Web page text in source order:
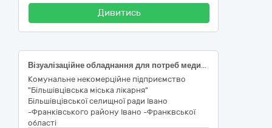
Дивитись
Візуалізаційне обладнання для потреб медицини, стоматології та ветеринарної медицини
Комунальне некомерційне підприємство
"Більшівцівська міська лікарня"
Більшівцівської селищної ради Івано
-Франківського району Івано -Франквської
області